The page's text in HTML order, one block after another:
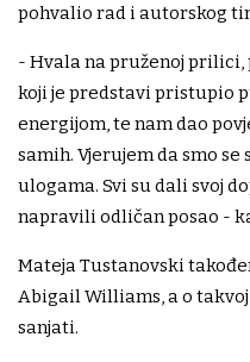
pohvalio rad i autorskog
- Hvala na pruženoj prilici,
koji je predstavi pristupio
energijom, te nam dao
samih. Vjerujem da smo
ulogama. Svi su dali svoj
napravili odličan posao -
Mateja Tustanovski
Abigail Williams, a o
sanjati.